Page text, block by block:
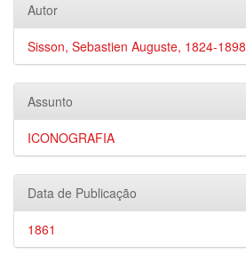
Autor
Sisson, Sebastien Auguste, 1824-1898
Assunto
ICONOGRAFIA
Data de Publicação
1861